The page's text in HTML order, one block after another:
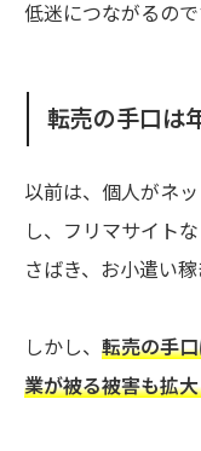
低迷につながるので
転売の手口は
以前は、個人がネ
し、フリマサイト
さばき、お小遣い
しかし、 転売の手
業が被る被害も拡